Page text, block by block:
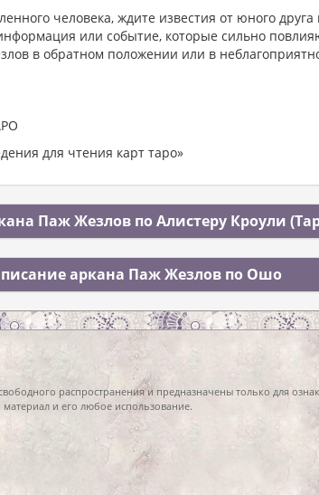
человека, ждите известия от юного
или событие, которые сильно
в обратном положении или в
для чтения карт таро»
Паж Жезлов по Алистеру Кроули
аркана Паж Жезлов по Ошо
распространения и предназначены только для
материал и его любое использование.